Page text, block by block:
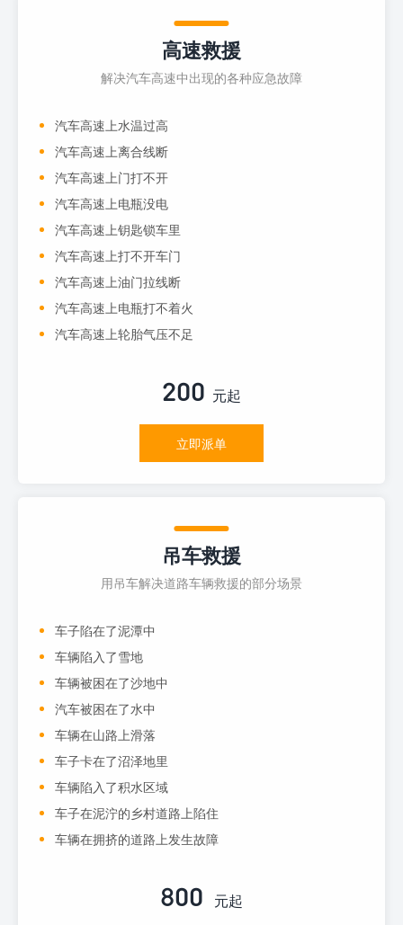
高速救援
解决汽车高速中出现的各种应急故障
汽车高速上水温过高
汽车高速上离合线断
汽车高速上门打不开
汽车高速上电瓶没电
汽车高速上钥匙锁车里
汽车高速上打不开车门
汽车高速上油门拉线断
汽车高速上电瓶打不着火
汽车高速上轮胎气压不足
200 元起
立即派单
吊车救援
用吊车解决道路车辆救援的部分场景
车子陷在了泥潭中
车辆陷入了雪地
车辆被困在了沙地中
汽车被困在了水中
车辆在山路上滑落
车子卡在了沼泽地里
车辆陷入了积水区域
车子在泥泞的乡村道路上陷住
车辆在拥挤的道路上发生故障
800 元起